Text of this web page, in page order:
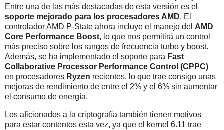
Entre una de las más destacadas de esta versión es el
soporte mejorado para los procesadores AMD. El
controlador AMD P-State ahora incluye el manejo del AMD
Core Performance Boost, lo que nos permitirá un control
más preciso sobre los rangos de frecuencia turbo y boost.
Además, se ha implementado el soporte para Fast
Collaborative Processor Performance Control (CPPC)
en procesadores Ryzen recientes, lo que trae consigo unas
mejoras de rendimiento de entre el 2% y el 6% sin aumentar
el consumo de energía.
Los aficionados a la criptografía también tienen motivos
para estar contentos esta vez, ya que el kernel 6.11 trae